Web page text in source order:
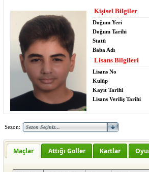
Kişisel Bilgiler
Doğum Yeri
Doğum Tarihi
Statü
Baba Adı
Lisans Bilgileri
Lisans No
Kulüp
Kayıt Tarihi
Lisans Veriliş Tarihi
Sezon:
Maçlar Attığı Goller Kartlar